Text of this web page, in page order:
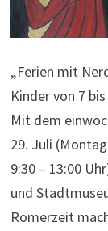
„Ferien mit
Kinder von 7
Mit dem
29. Juli
9:30 – 13:00
und
Römerzeit